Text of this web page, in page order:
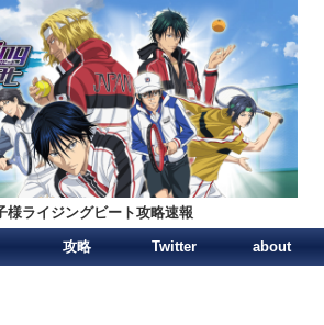
様ライジングビート攻略速報
攻略 Twitter about